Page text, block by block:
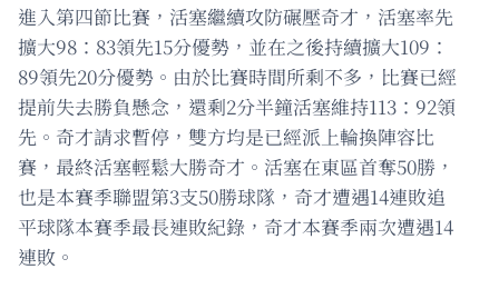
進入第四節比賽，活塞繼續攻防碾壓奇才，活塞率先
擴大98：83領先15分優勢，並在之後持續擴大109：
89領先20分優勢。由於比賽時間所剩不多，比賽已經
提前失去勝負懸念，還剩2分半鐘活塞維持113：92領
先。奇才請求暫停，雙方均是已經派上輪換陣容比
賽，最終活塞輕鬆大勝奇才。活塞在東區首奪50勝，
也是本賽季聯盟第3支50勝球隊，奇才遭遇14連敗追
平球隊本賽季最長連敗紀錄，奇才本賽季兩次遭遇14
連敗。